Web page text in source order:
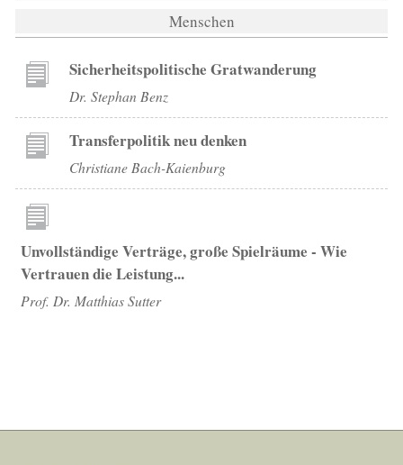
Menschen
Sicherheitspolitische Gratwanderung
Dr. Stephan Benz
Transferpolitik neu denken
Christiane Bach-Kaienburg
Unvollständige Verträge, große Spielräume - Wie
Vertrauen die Leistung...
Prof. Dr. Matthias Sutter